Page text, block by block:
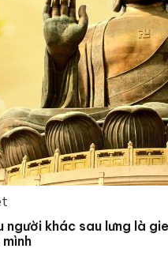
người khác sau lưng là